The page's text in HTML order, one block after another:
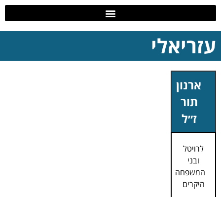
עזריאלי
ארנון
תור
ז״ל
לרויטל
ובני
המשפחה
היקרים